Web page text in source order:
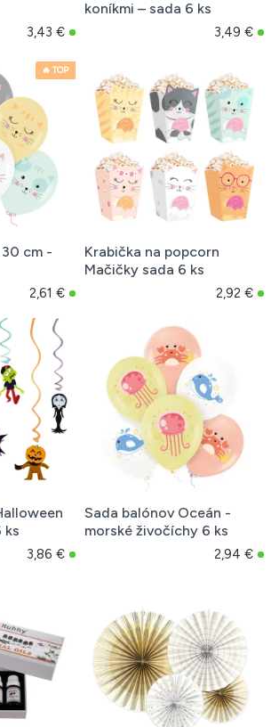
3,43 €
koníkmi – sada 6 ks
3,49 €
🔥 TOP
cm -
2,61 €
Krabička na popcorn
Mačičky sada 6 ks
2,92 €
ks
3,86 €
Sada balónov Oceán -
morské živočíchy 6 ks
2,94 €